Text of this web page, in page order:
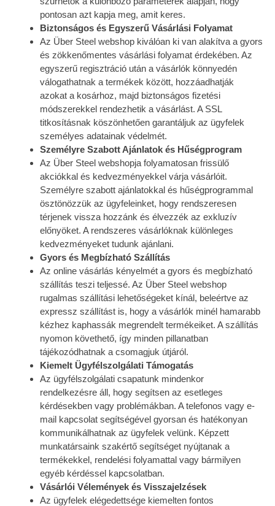
pontosan azt kapja meg, amit keres.
Biztonságos és Egyszerű Vásárlási Folyamat
Az Über Steel webshop kiválóan ki van alakítva a gyors
és zökkenőmentes vásárlási folyamat érdekében. Az
egyszerű regisztráció után a vásárlók könnyedén
válogathatnak a termékek között, hozzáadhatják
azokat a kosárhoz, majd biztonságos fizetési
módszerekkel rendezhetik a vásárlást. A SSL
titkosításnak köszönhetően garantáljuk az ügyfelek
személyes adatainak védelmét.
Személyre Szabott Ajánlatok és Hűségprogram
Az Über Steel webshopja folyamatosan frissülő
akciókkal és kedvezményekkel várja vásárlóit.
Személyre szabott ajánlatokkal és hűségprogrammal
ösztönözzük az ügyfeleinket, hogy rendszeresen
térjenek vissza hozzánk és élvezzék az exkluzív
előnyöket. A rendszeres vásárlóknak különleges
kedvezményeket tudunk ajánlani.
Gyors és Megbízható Szállítás
Az online vásárlás kényelmét a gyors és megbízható
szállítás teszi teljessé. Az Über Steel webshop
rugalmas szállítási lehetőségeket kínál, beleértve az
expressz szállítást is, hogy a vásárlók minél hamarabb
kézhez kaphassák megrendelt termékeiket. A szállítás
nyomon követhető, így minden pillanatban
tájékozódhatnak a csomagjuk útjáról.
Kiemelt Ügyfélszolgálati Támogatás
Az ügyfélszolgálati csapatunk mindenkor
rendelkezésre áll, hogy segítsen az esetleges
kérdésekben vagy problémákban. A telefonos vagy e-
mail kapcsolat segítségével gyorsan és hatékonyan
kommunikálhatnak az ügyfelek velünk. Képzett
munkatársaink szakértő segítséget nyújtanak a
termékekkel, rendelési folyamattal vagy bármilyen
egyéb kérdéssel kapcsolatban.
Vásárlói Vélemények és Visszajelzések
Az ügyfelek elégedettsége kiemelten fontos